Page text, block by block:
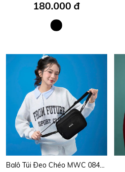
180.000 đ
Balô Túi Đeo Chéo MWC 0849 - Túi Đeo Chéo Unisex Hình Chữ Nhật, Bo Tròn, Mềm Mại, Thời Trang.